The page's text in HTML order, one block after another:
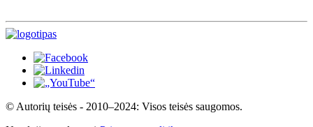
© Autorių teisės - 2010–2024: Visos teisės saugomos.